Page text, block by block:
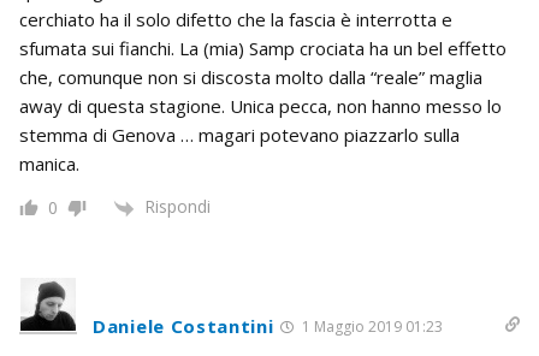
cerchiato ha il solo difetto che la fascia è interrotta e
sfumata sui fianchi. La (mia) Samp crociata ha un bel effetto
che, comunque non si discosta molto dalla “reale” maglia
away di questa stagione. Unica pecca, non hanno messo lo
stemma di Genova … magari potevano piazzarlo sulla
manica.
0 Rispondi
Daniele Costantini 1 Maggio 2019 01:23